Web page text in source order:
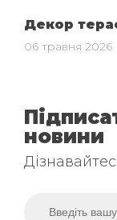
Декор
06 травня 2026
новини